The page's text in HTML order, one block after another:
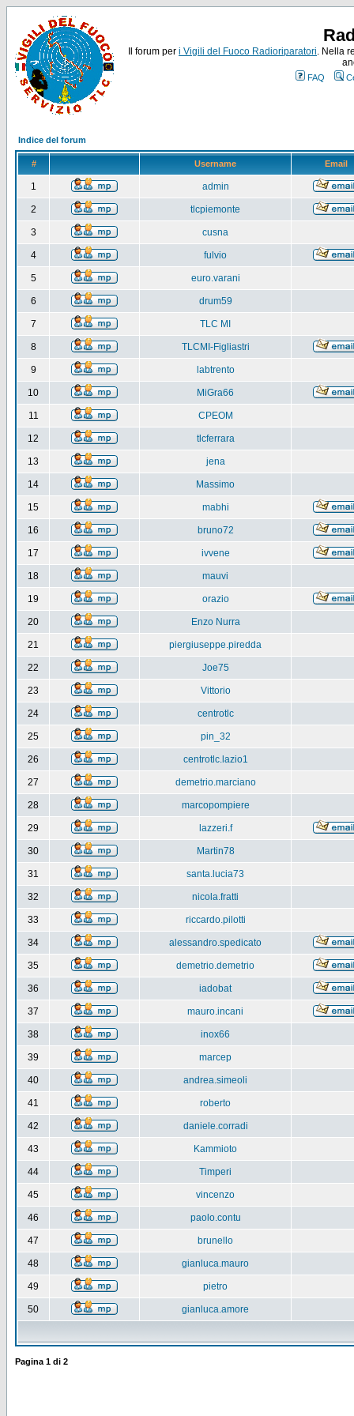
Il forum per i Vigili del Fuoco Radioriparatori. Nella
FAQ
Indice del forum
# Username Email
1 admin
2 tlcpiemonte
3 cusna
4 fulvio
5 euro.varani
6 drum59
7 TLC MI
8 TLCMI-Figliastri
9 labtrento
10 MiGra66
11 CPEOM
12 tlcferrara
13 jena
14 Massimo
15 mabhi
16 bruno72
17 ivvene
18 mauvi
19 orazio
20 Enzo Nurra
21 piergiuseppe.piredda
22 Joe75
23 Vittorio
24 centrotlc
25 pin_32
26 centrotlc.lazio1
27 demetrio.marciano
28 marcopompiere
29 lazzeri.f
30 Martin78
31 santa.lucia73
32 nicola.fratti
33 riccardo.pilotti
34 alessandro.spedicato
35 demetrio.demetrio
36 iadobat
37 mauro.incani
38 inox66
39 marcep
40 andrea.simeoli
41 roberto
42 daniele.corradi
43 Kammioto
44 Timperi
45 vincenzo
46 paolo.contu
47 brunello
48 gianluca.mauro
49 pietro
50 gianluca.amore
Pagina 1 di 2